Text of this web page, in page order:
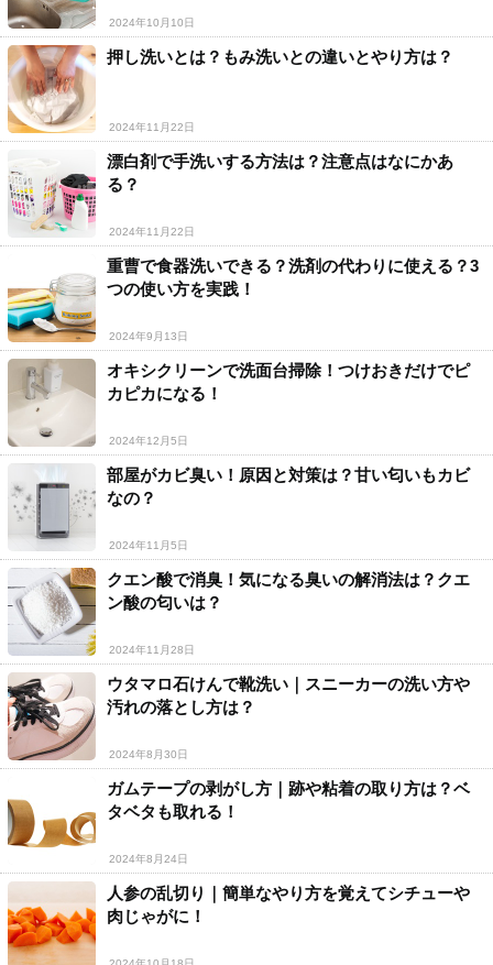
2024年10月10日
押し洗いとは？もみ洗いとの違いとやり方は？
2024年11月22日
漂白剤で手洗いする方法は？注意点はなにかあ
る？
2024年11月22日
重曹で食器洗いできる？洗剤の代わりに使える？3
つの使い方を実践！
2024年9月13日
オキシクリーンで洗面台掃除！つけおきだけでピ
カピカになる！
2024年12月5日
部屋がカビ臭い！原因と対策は？甘い匂いもカビ
なの？
2024年11月5日
クエン酸で消臭！気になる臭いの解消法は？クエ
ン酸の匂いは？
2024年11月28日
ウタマロ石けんで靴洗い｜スニーカーの洗い方や
汚れの落とし方は？
2024年8月30日
ガムテープの剥がし方｜跡や粘着の取り方は？ベ
タベタも取れる！
2024年8月24日
人参の乱切り｜簡単なやり方を覚えてシチューや
肉じゃがに！